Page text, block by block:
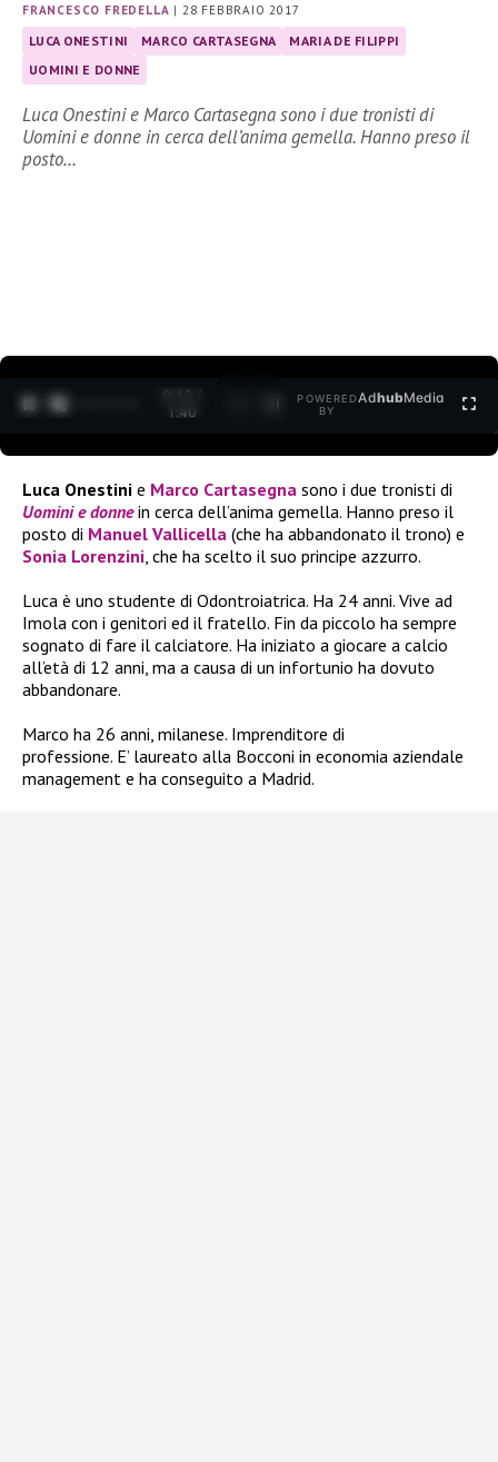
FRANCESCO FREDELLA | 28 FEBBRAIO 2017
LUCA ONESTINI MARCO CARTASEGNA
MARIA DE FILIPPI
UOMINI E DONNE
Luca Onestini e Marco Cartasegna sono i due tronisti di
Uomini e donne in cerca dell’anima gemella. Hanno preso il
posto…
0:12 /
1:40
POWERED
BY
AdhubMedia
Luca Onestini e Marco Cartasegna sono i due tronisti di
Uomini e donnein cerca dell’anima gemella. Hanno preso il
posto di Manuel Vallicella (che ha abbandonato il trono) e
Sonia Lorenzini , che ha scelto il suo principe azzurro.
Luca è uno studente di Odontroiatrica. Ha 24 anni. Vive ad
Imola con i genitori ed il fratello. Fin da piccolo ha sempre
sognato di fare il calciatore. Ha iniziato a giocare a calcio
all’età di 12 anni, ma a causa di un infortunio ha dovuto
abbandonare.
Marco ha 26 anni, milanese. Imprenditore di
professione. E’ laureato alla Bocconi in economia aziendale
management e ha conseguito a Madrid.